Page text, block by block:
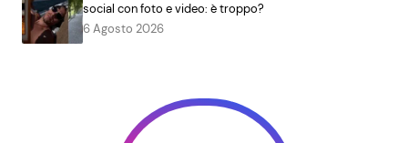
social con foto e video: è troppo?
6 Agosto 2026